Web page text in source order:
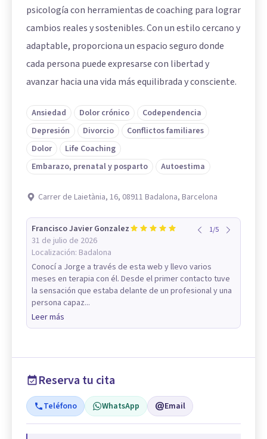
psicología con herramientas de coaching para lograr
cambios reales y sostenibles. Con un estilo cercano y
adaptable, proporciona un espacio seguro donde
cada persona puede expresarse con libertad y
avanzar hacia una vida más equilibrada y consciente.
Ansiedad Dolor crónico
Codependencia
Depresión
Divorcio
Conflictos familiares
Dolor
Life Coaching
Embarazo, prenatal y posparto
Autoestima
Carrer de Laietània, 16, 08911 Badalona, Barcelona
Francisco Javier Gonzalez
31 de julio de 2026
Localización: Badalona
1/5
Conocí a Jorge a través de esta web y llevo varios
meses en terapia con él. Desde el primer contacto tuve
la sensación que estaba delante de un profesional y una
persona capaz...
Leer más
Reserva tu cita
Teléfono WhatsApp Email